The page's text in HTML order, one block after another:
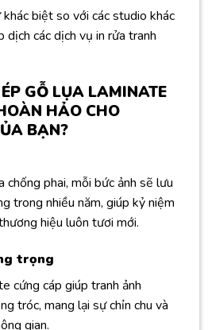
biệt so với các studio khác
dịch các dịch vụ in rửa tranh
GỖ LỤA LAMINATE
HẢO CHO
BẠN?
chống phai, mỗi bức ảnh sẽ lưu
trong nhiều năm, giúp kỷ niệm
hiệu luôn tươi mới.
trọng
cứng cáp giúp tranh ảnh
tróc, mang lại sự chỉn chu và
gian.